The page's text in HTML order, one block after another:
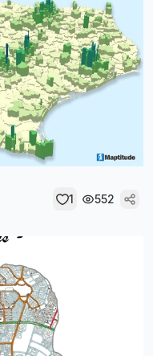
1 552